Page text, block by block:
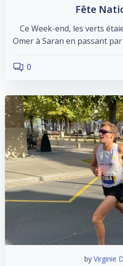
Fête
Ce Week-end, les verts
Omer à Saran en passant
0
by Virginie